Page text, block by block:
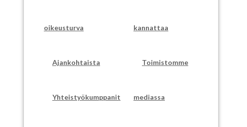
oikeusturva kannattaa
Ajankohtaista Toimistomme
mediassa
Yhteistyökumppanit